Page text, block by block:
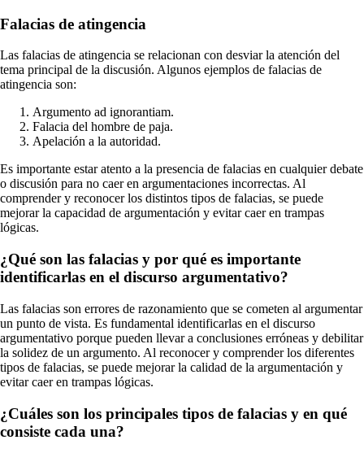
Falacias de atingencia
Las falacias de atingencia se relacionan con desviar la atención del
tema principal de la discusión. Algunos ejemplos de falacias de
atingencia son:
Argumento ad ignorantiam.
Falacia del hombre de paja.
Apelación a la autoridad.
Es importante estar atento a la presencia de falacias en cualquier debate
o discusión para no caer en argumentaciones incorrectas. Al
comprender y reconocer los distintos tipos de falacias, se puede
mejorar la capacidad de argumentación y evitar caer en trampas
lógicas.
¿Qué son las falacias y por qué es importante
identificarlas en el discurso argumentativo?
Las falacias son errores de razonamiento que se cometen al argumentar
un punto de vista. Es fundamental identificarlas en el discurso
argumentativo porque pueden llevar a conclusiones erróneas y debilitar
la solidez de un argumento. Al reconocer y comprender los diferentes
tipos de falacias, se puede mejorar la calidad de la argumentación y
evitar caer en trampas lógicas.
¿Cuáles son los principales tipos de falacias y en qué
consiste cada una?